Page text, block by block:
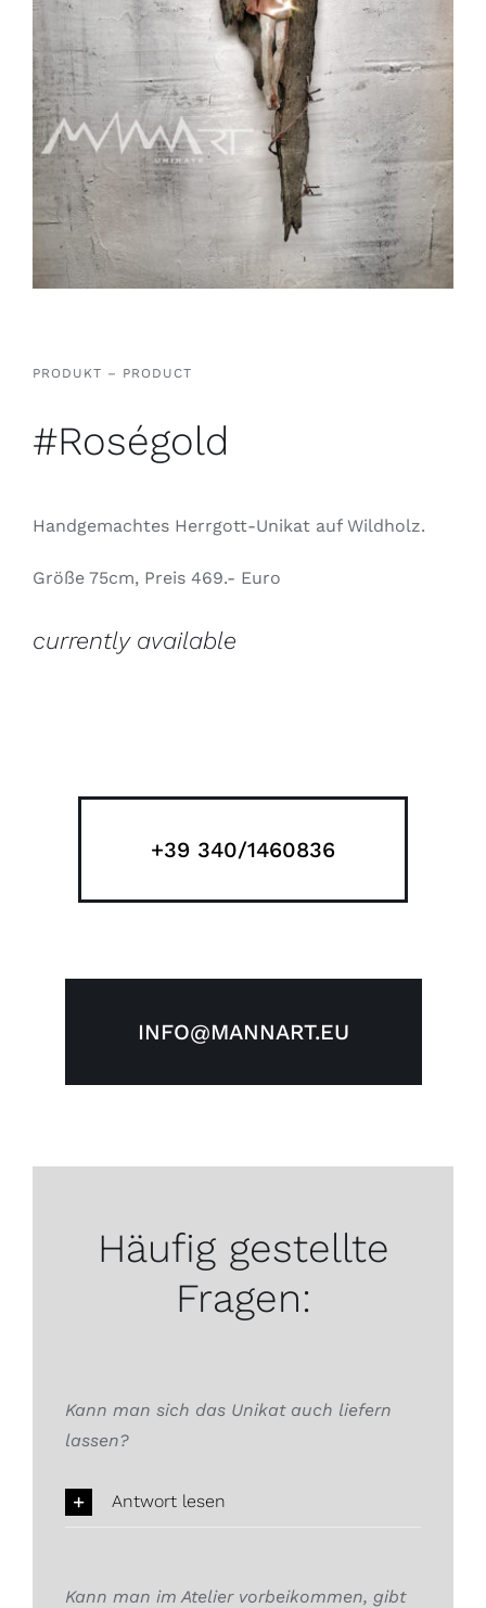
PRODUKT – PRODUCT
#Roségold
Handgemachtes Herrgott-Unikat auf Wildholz.
Größe 75cm, Preis 469.- Euro
currently available
+39 340/1460836
INFO@MANNART.EU
Häufig gestellte
Fragen:
Kann man sich das Unikat auch liefern
lassen?
Antwort lesen
Kann man im Atelier vorbeikommen, gibt